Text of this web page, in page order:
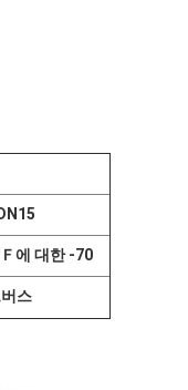
에 대한 -70
스